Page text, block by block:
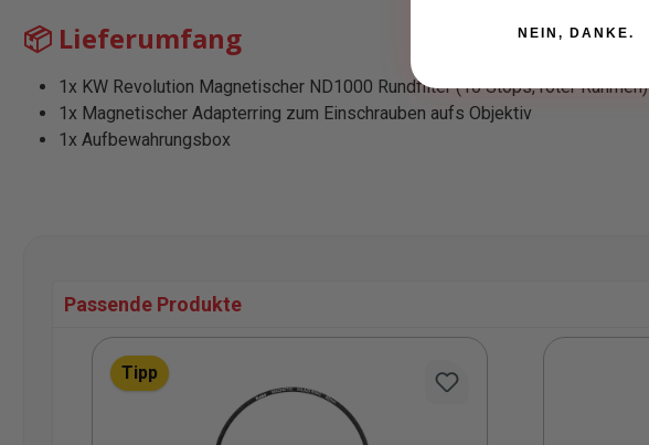
📦 Lieferumfang
1x KW Revolution Magnetischer ND1000 Rundfilter (10 Stops, roter Rahmen)
1x Magnetischer Adapterring zum Einschrauben aufs Objektiv
1x Aufbewahrungsbox
Passende Produkte
Produktgalerie überspringen
Tipp
NEIN, DANKE.